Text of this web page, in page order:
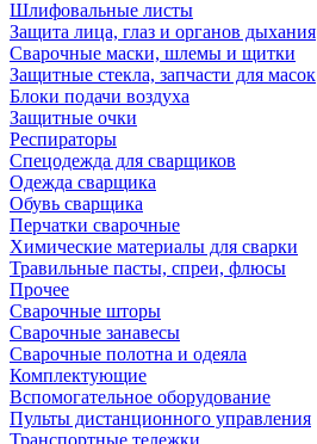
Шлифовальные листы
Защита лица, глаз и органов дыхания
Сварочные маски, шлемы и щитки
Защитные стекла, запчасти для масок
Блоки подачи воздуха
Защитные очки
Респираторы
Спецодежда для сварщиков
Одежда сварщика
Обувь сварщика
Перчатки сварочные
Химические материалы для сварки
Травильные пасты, спреи, флюсы
Прочее
Сварочные шторы
Сварочные занавесы
Сварочные полотна и одеяла
Комплектующие
Вспомогательное оборудование
Пульты дистанционного управления
Транспортные тележки